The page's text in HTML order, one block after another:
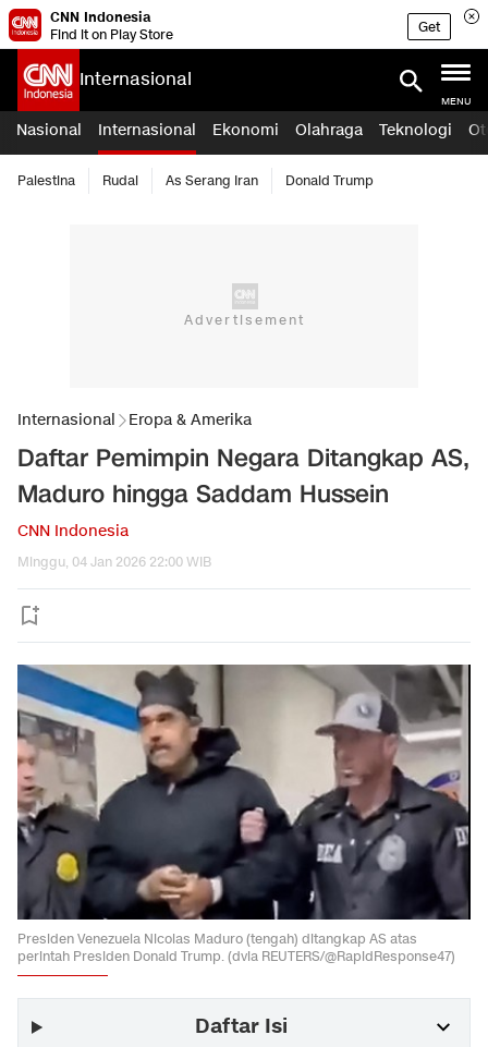
CNN Indonesia
Find it on Play Store
Get
Internasional
MENU
Nasional Internasional Ekonomi Olahraga Teknologi
Palestina Rudal As Serang Iran Donald Trump
Internasional Eropa & Amerika
Daftar Pemimpin Negara Ditangkap AS,
Maduro hingga Saddam Hussein
CNN Indonesia
Minggu, 04 Jan 2026 22:00 WIB
Presiden Venezuela Nicolas Maduro (tengah) ditangkap AS atas
perintah Presiden Donald Trump. (dvia REUTERS/@RapidResponse47)
Daftar Isi